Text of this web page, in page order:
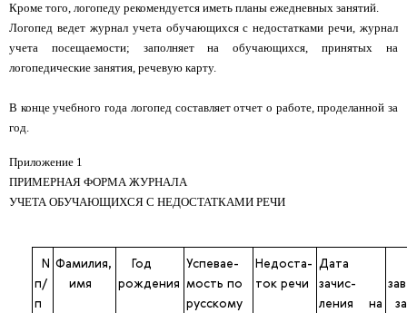
Кроме того, логопеду рекомендуется иметь планы ежедневных занятий.
Логопед ведет журнал учета обучающихся с недостатками речи, журнал
учета посещаемости; заполняет на обучающихся, принятых на
логопедические занятия, речевую карту.
В конце учебного года логопед составляет отчет о работе, проделанной за
год.
Приложение 1
ПРИМЕРНАЯ ФОРМА ЖУРНАЛА
УЧЕТА ОБУЧАЮЩИХСЯ С НЕДОСТАТКАМИ РЕЧИ
N
п/
п
Фамилия,
имя
Год
рождения
Успевае-
мость по
русскому
Недоста-
ток речи
Дата
зачис­
ления на